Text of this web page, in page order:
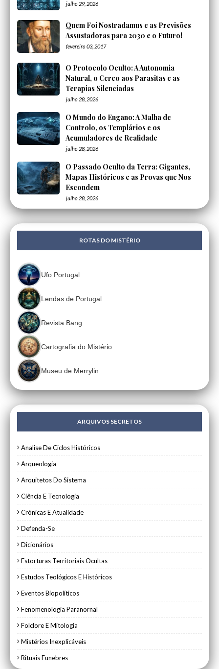
julho 29, 2026
Quem Foi Nostradamus e as Previsões
Assustadoras para 2030 e o Futuro!
fevereiro 03, 2017
O Protocolo Oculto: A Autonomia
Natural, o Cerco aos Parasitas e as
Terapias Silenciadas
julho 28, 2026
O Mundo do Engano: A Malha de
Controlo, os Templários e os
Acumuladores de Realidade
julho 28, 2026
O Passado Oculto da Terra: Gigantes,
Mapas Históricos e as Provas que Nos
Escondem
julho 28, 2026
ROTAS DO MISTÉRIO
Ufo Portugal
Lendas de Portugal
Revista Bang
Cartografia do Mistério
Museu de Merrylin
ARQUIVOS SECRETOS
Analise De Ciclos Históricos
Arqueologia
Arquitetos Do Sistema
Ciência E Tecnologia
Crónicas E Atualidade
Defenda-Se
Dicionários
Estorturas Territoriais Ocultas
Estudos Teológicos E Históricos
Eventos Biopolíticos
Fenomenologia Paranornal
Folclore E Mitologia
Mistérios Inexplicáveis
Rituais Funebres